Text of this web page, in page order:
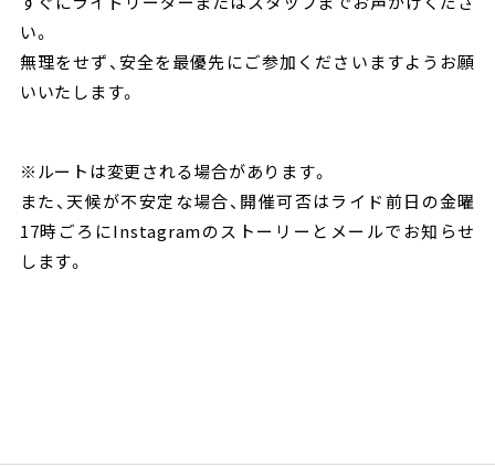
い。
無理をせず、安全を最優先にご参加くださいますようお願
いいたします。
※ルートは変更される場合があります。
また、天候が不安定な場合、開催可否はライド前日の金曜
17時ごろにInstagramのストーリーとメールでお知らせ
します。